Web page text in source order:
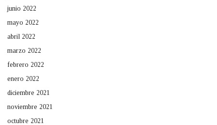
junio 2022
mayo 2022
abril 2022
marzo 2022
febrero 2022
enero 2022
diciembre 2021
noviembre 2021
octubre 2021